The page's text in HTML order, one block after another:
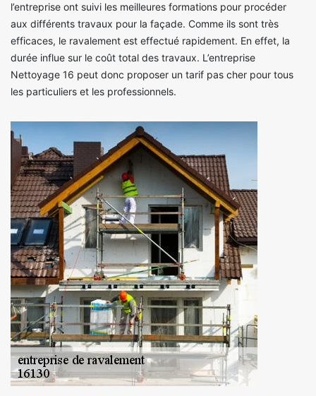
l’entreprise ont suivi les meilleures formations pour procéder
aux différents travaux pour la façade. Comme ils sont très
efficaces, le ravalement est effectué rapidement. En effet, la
durée influe sur le coût total des travaux. L’entreprise
Nettoyage 16 peut donc proposer un tarif pas cher pour tous
les particuliers et les professionnels.